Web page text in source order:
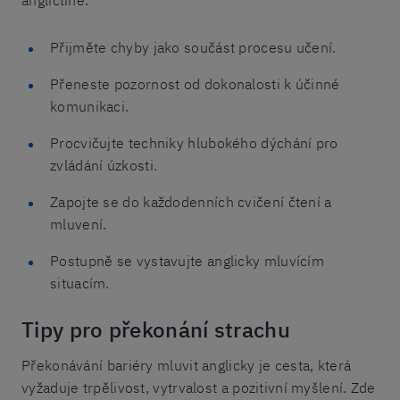
Přijměte chyby jako součást procesu učení.
Přeneste pozornost od dokonalosti k účinné
komunikaci.
Procvičujte techniky hlubokého dýchání pro
zvládání úzkosti.
Zapojte se do každodenních cvičení čtení a
mluvení.
Postupně se vystavujte anglicky mluvícím
situacím.
Tipy pro překonání strachu
Překonávání bariéry mluvit anglicky je cesta, která
vyžaduje trpělivost, vytrvalost a pozitivní myšlení. Zde